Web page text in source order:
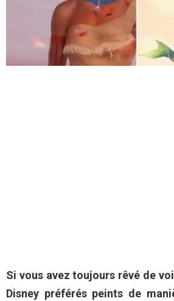
Si vous avez toujours rêvé de
Disney préférés peints de